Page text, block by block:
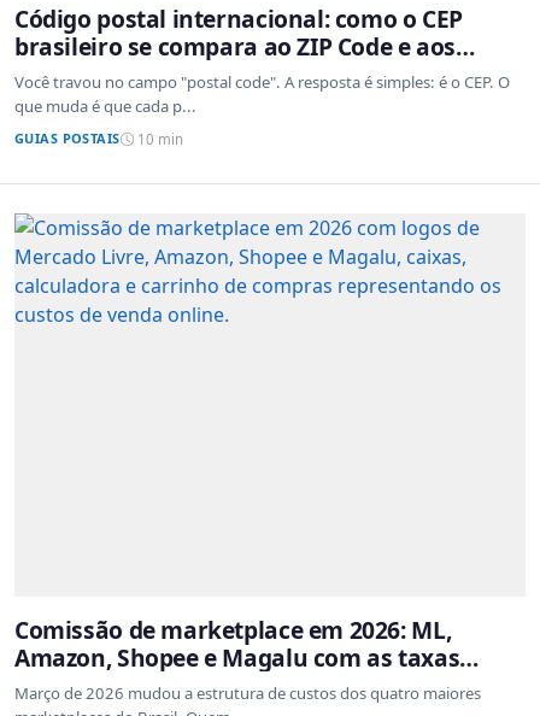
Código postal internacional: como o CEP
brasileiro se compara ao ZIP Code e aos
sistemas de outros países
Você travou no campo "postal code". A resposta é simples: é o CEP. O
que muda é que cada p...
GUIAS POSTAIS 10 min
Comissão de marketplace em 2026: ML,
Amazon, Shopee e Magalu com as taxas
atualizadas
Março de 2026 mudou a estrutura de custos dos quatro maiores